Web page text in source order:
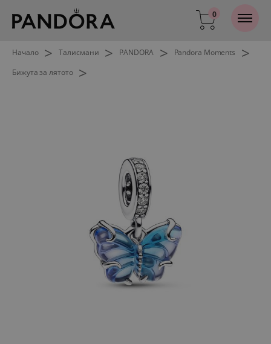
0
Начало > Талисмани > PANDORA > Pandora Moments >
Бижута за лятото >